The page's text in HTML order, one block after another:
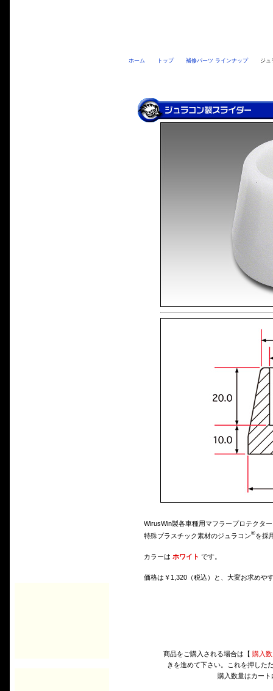
ホーム トップ 補修パーツ ラインナップ ジュ
WirusWin製各車種用マフラープロテクタ
特殊プラスチック素材のジュラコン®を採
カラーは ホワイト です。
価格は￥1,320（税込）と、大変お求めや
商品をご購入される場合は【 購入数
きを進めて下さい。これを押した
購入数量はカー